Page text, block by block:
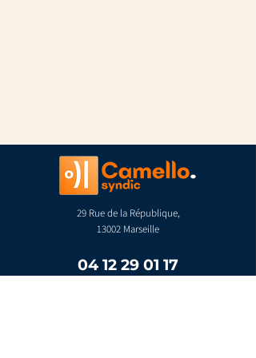
29 Rue de la République,
13002 Marseille
04 12 29 01 17